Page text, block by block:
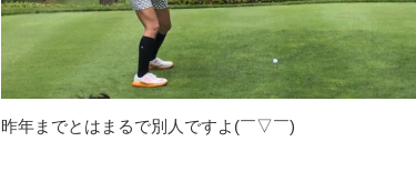
昨年までとはまるで別人ですよ(￣▽￣)